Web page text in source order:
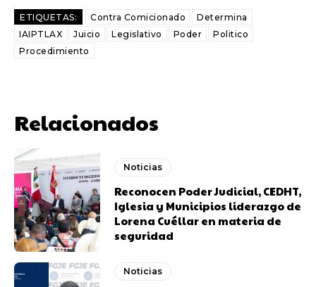
ETIQUETAS: Contra Comicionado
Determina
IAIPTLAX
Juicio Legislativo Poder
Politico
Procedimiento
Relacionados
Noticias
Reconocen Poder Judicial, CEDHT,
Iglesia y Municipios liderazgo de
Lorena Cuéllar en materia de
seguridad
Noticias